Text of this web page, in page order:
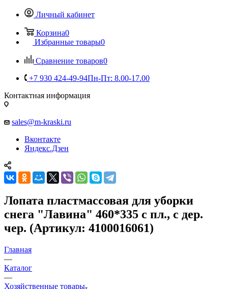
Личный кабинет
Корзина0
Избранные товары0
Сравнение товаров0
+7 930 424-49-94Пн-Пт: 8.00-17.00
Контактная информация
sales@m-kraski.ru
Вконтакте
Яндекс.Дзен
Лопата пластмассовая для уборки
снега "Лавина" 460*335 с пл., с дер.
чер. (Артикул: 4100016061)
Главная
—
Каталог
—
Хозяйственные товары